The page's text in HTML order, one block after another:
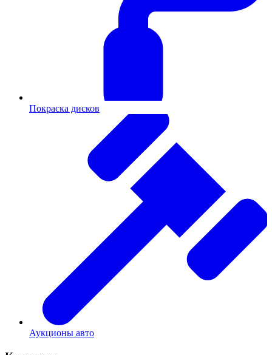
Покраска дисков
Аукционы авто